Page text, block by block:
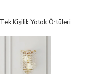
Tek Kişilik Yatak Örtüleri